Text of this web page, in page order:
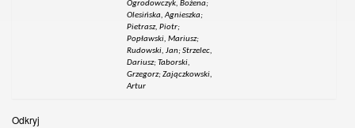
Ogrodowczyk, Bożena;
Olesińska, Agnieszka;
Pietrasz, Piotr;
Popławski, Mariusz;
Rudowski, Jan; Strzelec,
Dariusz; Taborski,
Grzegorz; Zajączkowski,
Artur
Odkryj